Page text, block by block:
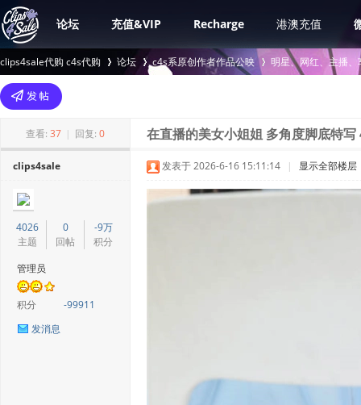
论坛 充值&VIP Recharge 港澳充值
clips4sale代购 c4s代购
>
论坛 c4s系原创作者作品公映
›
明星、网红、主播
查看: 37 | 回复: 0 在直播的美女小姐姐 多角度脚底特写
clips4sale
4026
主题
0
回帖
-9万
积分
管理员
积分
-99911
发消息
发表于 2026-6-16 15:11:14 | 显示全部楼层